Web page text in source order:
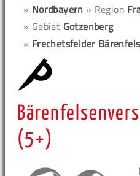
» Nordbayern » Region
» Gebiet Gotzenberg
» Frechetsfelder
(5+)